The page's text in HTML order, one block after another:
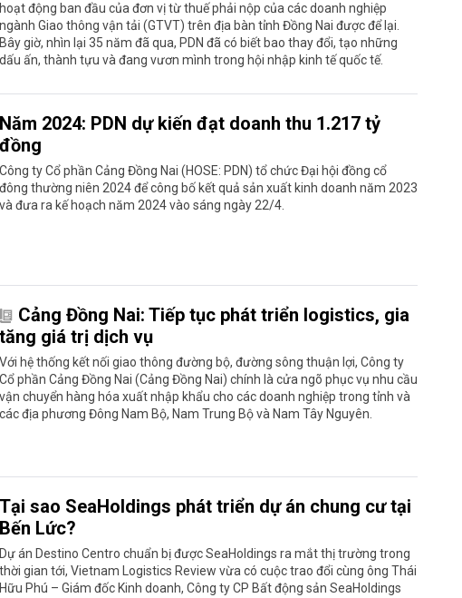
hoạt động ban đầu của đơn vị từ thuế phải nộp của các doanh nghiệp
ngành Giao thông vận tải (GTVT) trên địa bàn tỉnh Đồng Nai được để lại.
Bây giờ, nhìn lại 35 năm đã qua, PDN đã có biết bao thay đổi, tạo những
dấu ấn, thành tựu và đang vươn mình trong hội nhập kinh tế quốc tế.
Năm 2024: PDN dự kiến đạt doanh thu 1.217 tỷ
đồng
Công ty Cổ phần Cảng Đồng Nai (HOSE: PDN) tổ chức Đại hội đồng cổ
đông thường niên 2024 để công bố kết quả sản xuất kinh doanh năm 2023
và đưa ra kế hoạch năm 2024 vào sáng ngày 22/4.
Cảng Đồng Nai: Tiếp tục phát triển logistics, gia
tăng giá trị dịch vụ
Với hệ thống kết nối giao thông đường bộ, đường sông thuận lợi, Công ty
Cổ phần Cảng Đồng Nai (Cảng Đồng Nai) chính là cửa ngõ phục vụ nhu cầu
vận chuyển hàng hóa xuất nhập khẩu cho các doanh nghiệp trong tỉnh và
các địa phương Đông Nam Bộ, Nam Trung Bộ và Nam Tây Nguyên.
Tại sao SeaHoldings phát triển dự án chung cư tại
Bến Lức?
Dự án Destino Centro chuẩn bị được SeaHoldings ra mắt thị trường trong
thời gian tới, Vietnam Logistics Review vừa có cuộc trao đổi cùng ông Thái
Hữu Phú – Giám đốc Kinh doanh, Công ty CP Bất động sản SeaHoldings